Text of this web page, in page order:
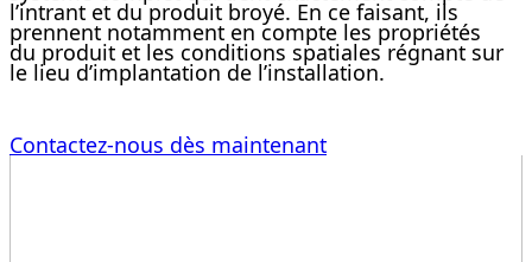
l’intrant et du produit broyé. En ce faisant, ils
prennent notamment en compte les propriétés
du produit et les conditions spatiales régnant sur
le lieu d’implantation de l’installation.
Contactez-nous dès maintenant